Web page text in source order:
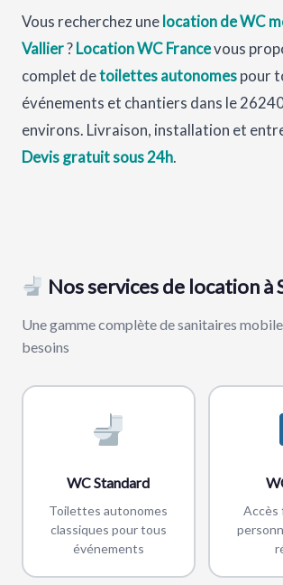
Vous recherchez unelocation de WC
Vallier?Location WC Francevous
complet detoilettes autonomespour
événements et chantiers dans le
environs. Livraison, installation et
Devis gratuit sous 24h.
Nos services de location à
Une gamme complète de sanitaires
besoins
WC Standard
Toilettes autonomes
classiques pour tous
événements
Accès